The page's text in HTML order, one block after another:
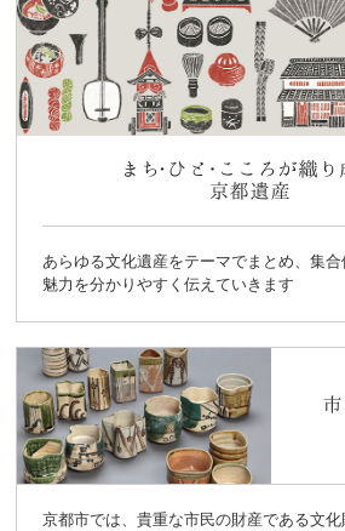
あらゆる文化遺産をテーマでまとめ、集
魅力を分かりやすく伝えていきます
京都市では、貴重な市民の財産である文